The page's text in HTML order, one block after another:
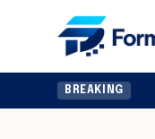
BREAKING